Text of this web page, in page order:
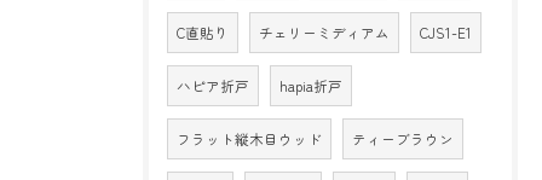
C直貼り チェリーミディアム CJS1-E1
ハピア折戸 hapia折戸
フラット縦木目ウッド ティーブラウン